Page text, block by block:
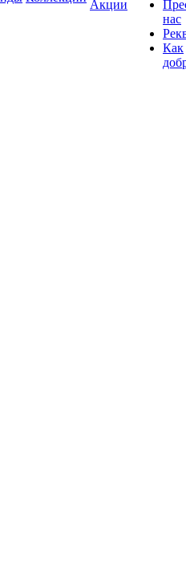
Акции
нас
Как